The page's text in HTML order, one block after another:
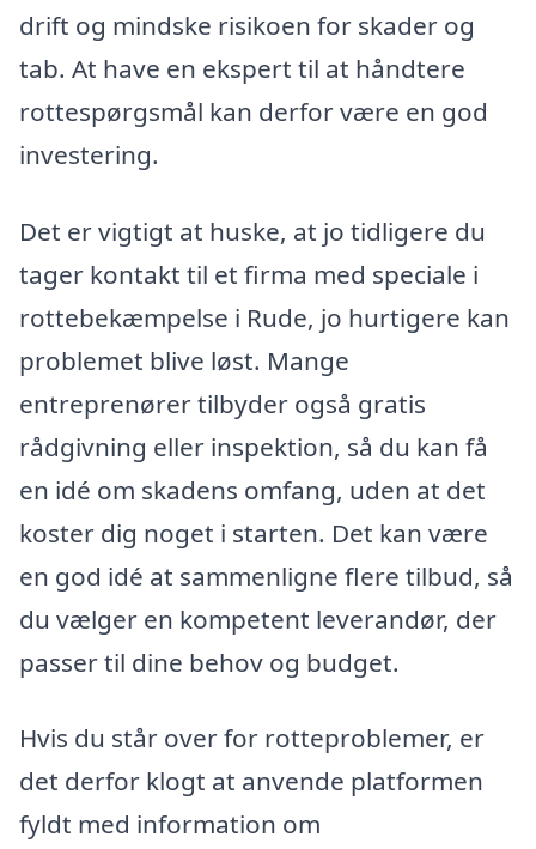
drift og mindske risikoen for skader og
tab. At have en ekspert til at håndtere
rottespørgsmål kan derfor være en god
investering.
Det er vigtigt at huske, at jo tidligere du
tager kontakt til et firma med speciale i
rottebekæmpelse i Rude, jo hurtigere kan
problemet blive løst. Mange
entreprenører tilbyder også gratis
rådgivning eller inspektion, så du kan få
en idé om skadens omfang, uden at det
koster dig noget i starten. Det kan være
en god idé at sammenligne flere tilbud, så
du vælger en kompetent leverandør, der
passer til dine behov og budget.
Hvis du står over for rotteproblemer, er
det derfor klogt at anvende platformen
fyldt med information om